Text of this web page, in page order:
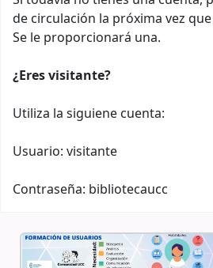
de circulación la próxima vez
Se le proporcionará una.
¿Eres visitante?
Utiliza la siguiene cuenta:
Usuario: visitante
Contraseña: bibliotecaucc